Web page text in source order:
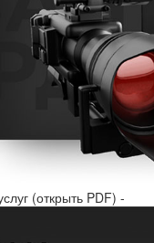
(открыть PDF) -